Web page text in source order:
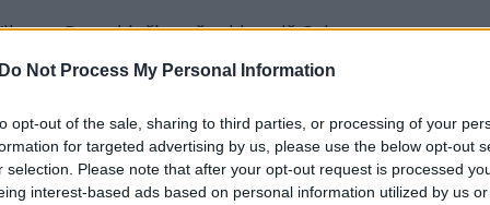
Do Not Process My Personal Information
opt-out of the sale, sharing to third parties, or processing of your
for targeted advertising by us, please use the below opt-out
selection. Please note that after your opt-out request is processed
interest-based ads based on personal information utilized by us
Pranckiečio atšaukimo iš Seimo
T. Ignatavičiauskomentaras.
Balsavimas Komentaras tik Lrytas.TV